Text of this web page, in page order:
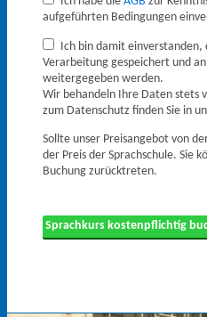
aufgeführten Bedingungen
Ich bin damit einverstanden,
Verarbeitung gespeichert und
weitergegeben werden.
Wir behandeln Ihre Daten stets
zum Datenschutz finden Sie in
Sollte unser Preisangebot von
der Preis der Sprachschule. Sie
Buchung zurücktreten.
Sprachkurs kostenpflichtig